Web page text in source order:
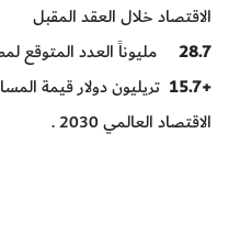
الاقتصاد خلال العقد المقبل
28.7 مليوناً العدد المتوقع
+15.7
تريليون دولار قيمة
الاقتصاد العالمي 2030 .